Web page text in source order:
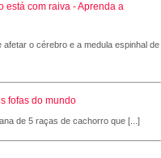
está com raiva - Aprenda a
o cérebro e a medula espinhal de
fofas do mundo
de 5 raças de cachorro que [...]